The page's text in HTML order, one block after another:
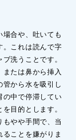
場合や、吐いても
。これは読んで字
洗うことです。
たは鼻から挿入
管から水を吸引し
の中で停滞してい
目的とします。
やや手間で、当
ことを嫌がりま